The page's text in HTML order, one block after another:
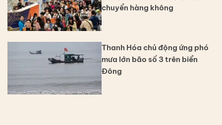
chuyển hàng không
Thanh Hóa chủ động ứng phó
mưa lớn bão số 3 trên biển
Đông